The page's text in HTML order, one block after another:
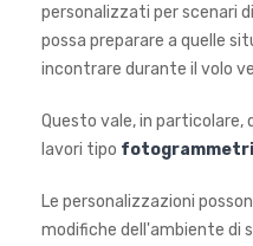
personalizzati per scenari
possa preparare a quelle
incontrare durante il volo
Questo vale, in
lavori tipo
Le personalizzazioni
modifiche dell'ambiente di